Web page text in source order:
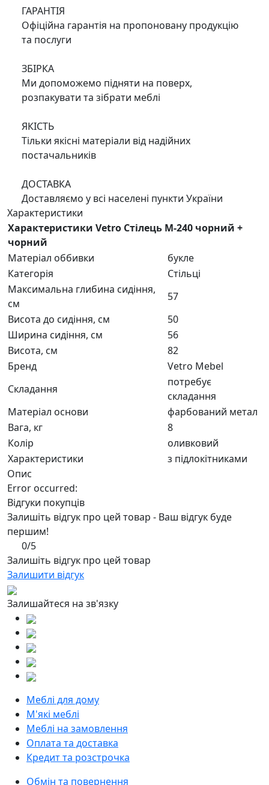
ГАРАНТІЯ
Офіційна гарантія на пропоновану продукцію
та послуги
ЗБІРКА
Ми допоможемо підняти на поверх,
розпакувати та зібрати меблі
ЯКІСТЬ
Тільки якісні матеріали від надійних
постачальників
ДОСТАВКА
Доставляємо у всі населені пункти України
Характеристики
Характеристики Vetro Стілець M-240 чорний +
чорний
Матеріал оббивки
букле
Категорія
Стільці
Максимальна глибина сидіння,
см
57
Висота до сидіння, см
50
Ширина сидіння, см
56
Висота, см
82
Бренд
Vetro Mebel
Складання
потребує
складання
Матеріал основи
фарбований метал
Вага, кг
8
Колір
оливковий
Характеристики
з підлокітниками
Опис
Error occurred:
Відгуки покупців
Залишіть відгук про цей товар - Ваш відгук буде
першим!
0/5
Залишіть відгук про цей товар
Залишити відгук
Залишайтеся на зв'язку
Меблі для дому
М'які меблі
Меблі на замовлення
Оплата та доставка
Кредит та розстрочка
Обмін та повернення